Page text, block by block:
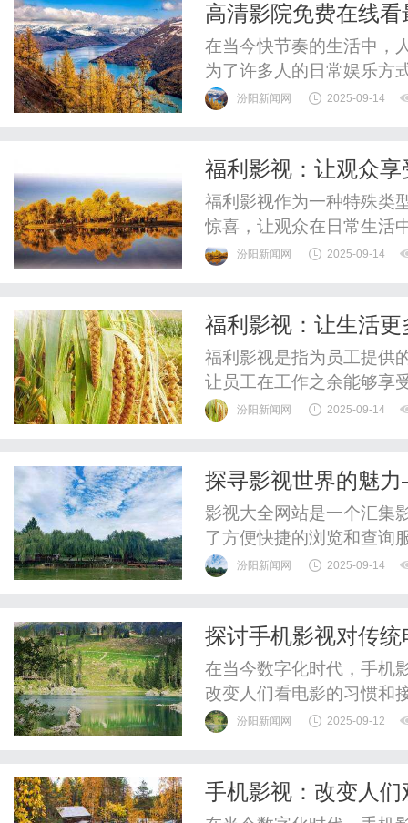
的技术，通过计算机生成
高清影院免费在线
在当今快节奏的生活中，
为了许多人的日常娱乐方
清免费在线观看最新电视
以轻松找到自己喜爱的电
汾阳新闻网 2025-09-14
福利影视：让观众
福利影视作为一种特殊类
惊喜，让观众在日常生活
这些福利影视作品不仅仅
情、感人、搞笑等元素，
汾阳新闻网 2025-09-14
福利影视：让生活
福利影视是指为员工提供
让员工在工作之余能够享
出现，不仅丰富了员工的
影视作品进行观看，无论
汾阳新闻网 2025-09-14
探寻影视世界的魅
影视大全网站是一个汇集
了方便快捷的浏览和查询
型的电影、电视剧、纪录
片，从新上线的电视剧到
汾阳新闻网 2025-09-14
探讨手机影视对传
在当今数字化时代，手机
改变人们看电影的习惯和
更便利、更个性化的观影
院的时间和地点限制。这
汾阳新闻网 2025-09-12
手机影视：改变人